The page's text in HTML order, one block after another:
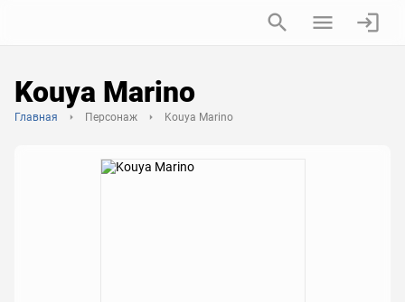
Kouya Marino
Главная Персонаж Kouya Marino